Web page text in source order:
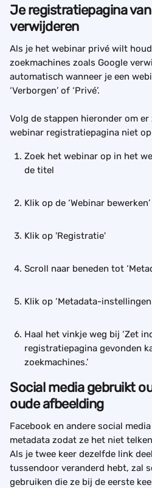
Je registratiepagina
verwijderen
Als je het webinar privé wilt
zoekmachines zoals Google
automatisch wanneer je een
‘Verborgen’ of ‘Privé’.
Volg de stappen hieronder om
webinar registratiepagina niet
Zoek het webinar op in het
de titel
Klik op de ‘Webinar
Klik op 'Registratie'
Scroll naar beneden tot
Klik op ‘Metadata-instellingen
Haal het vinkje weg bij ‘Zet
registratiepagina gevonden
zoekmachines.’
Social media gebruikt
oude afbeelding
Facebook en andere social
metadata zodat ze het niet
Als je twee keer dezelfde link
tussendoor veranderd hebt, zal
gebruiken die ze bij de eerste